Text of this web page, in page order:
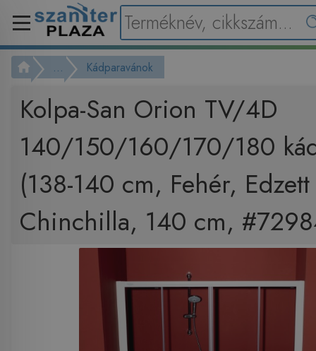
... Kádparavánok
Kolpa-San Orion TV/4D
140/150/160/170/180
(138-140 cm, Fehér,
Chinchilla, 140 cm,